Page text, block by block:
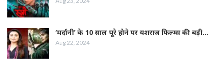
‘मर्दानी’ के 10 साल पूरे होने पर यशराज फिल्‍म्‍स की बड़ी…
Aug 22, 2024